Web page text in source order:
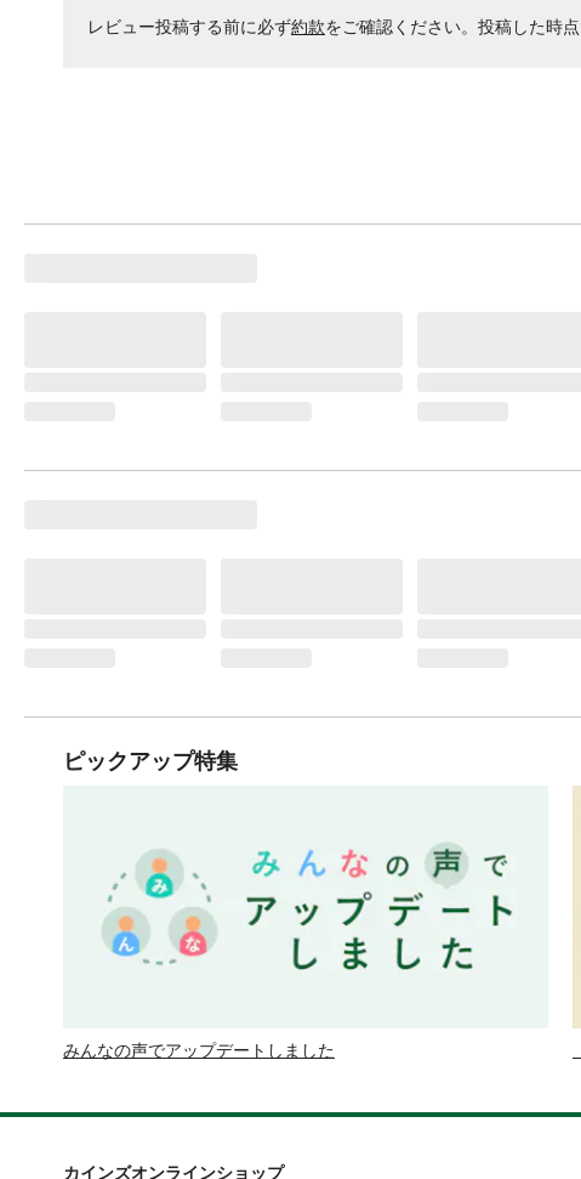
レビュー投稿する前に必ず約款をご確認ください。投稿した時
ピックアップ特集
みんなの声でアップデートしました
カインズオンラインショップ